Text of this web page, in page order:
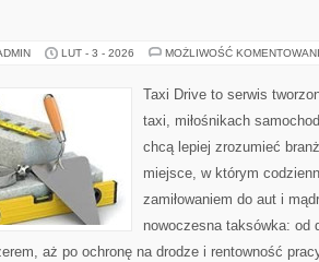
LUT - 3 - 2026 MOŻLIWOŚĆ
Taxi Drive to serwis
taxi, miłośnikach
chcą lepiej zrozumieć
miejsce, w którym
zamiłowaniem do aut i
nowoczesna taksówka: od
aż po ochronę na drodze i rentowność